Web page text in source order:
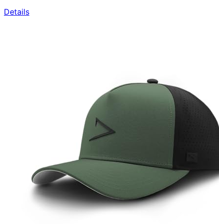
Details